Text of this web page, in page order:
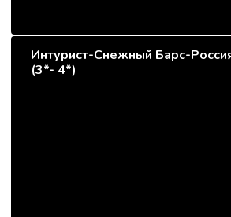
Интурист-Снежный Барс-
(3*- 4*)